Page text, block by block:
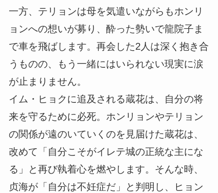
一方、テリョンは母を気遣いながらもホンリ
ョンへの想いが募り、酔った勢いで龍院子ま
で車を飛ばします。再会した2人は深く抱き合
うものの、もう一緒にはいられない現実に涙
が止まりません。
イム・ヒョクに追及される蔵花は、自分の将
来を守るために必死。ホンリョンやテリョン
の関係が遠のいていくのを見届けた蔵花は、
改めて「自分こそがイレテ城の正統な主にな
る」と再び執着心を燃やします。そんな時、
贞海が「自分は不妊症だ」と判明し、ヒョン